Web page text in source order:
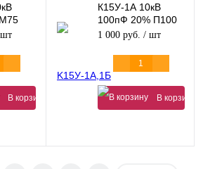
В корзину
К15У-1А 10кВ
100пФ 20% П100
130кВАр
1 000 руб. / шт
В корзину